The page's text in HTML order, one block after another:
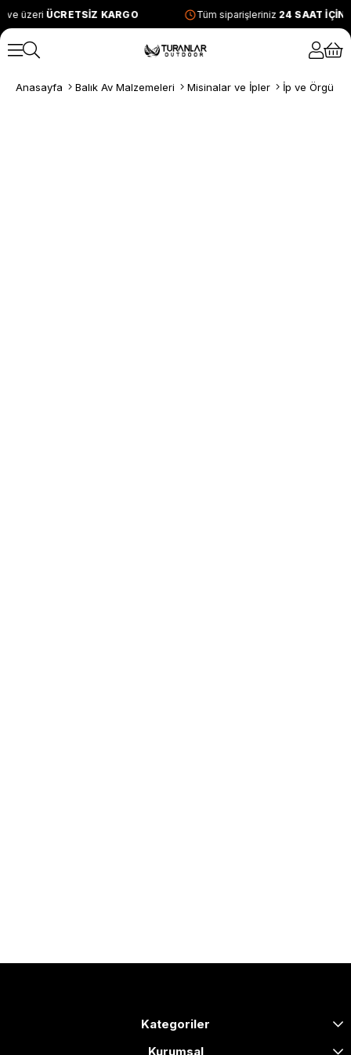
ve üzeri ÜCRETSİZ KARGO Tüm siparişleriniz 24 SAAT
Anasayfa Balık Av Malzemeleri Misinalar ve İpler İp ve Örgü
Kategoriler
Kurumsal